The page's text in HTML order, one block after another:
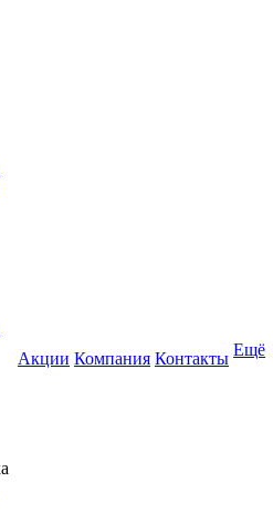
Акции Компания Контакты Ещё